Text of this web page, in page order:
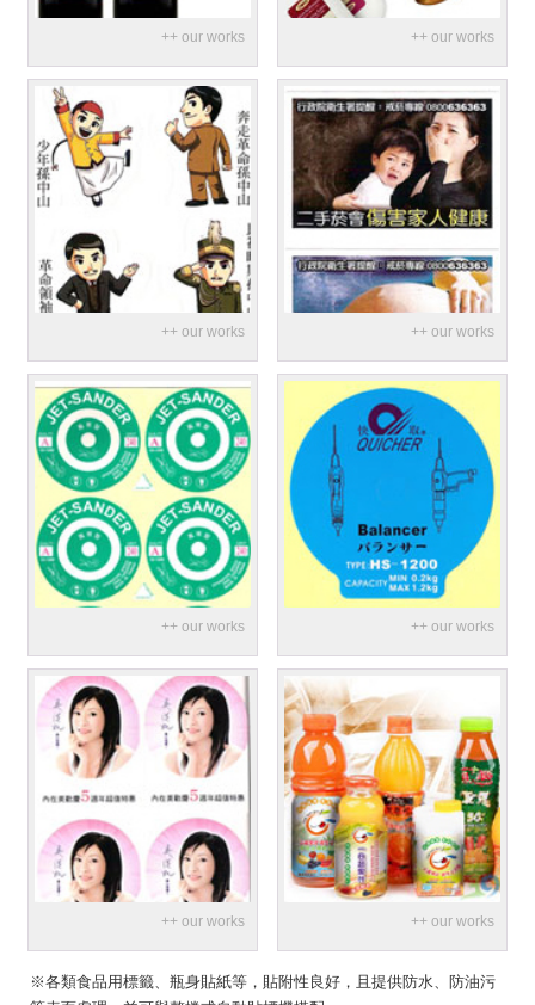
※各類食品用標籤、瓶身貼紙等，貼附性良好，且提供防水、防油污